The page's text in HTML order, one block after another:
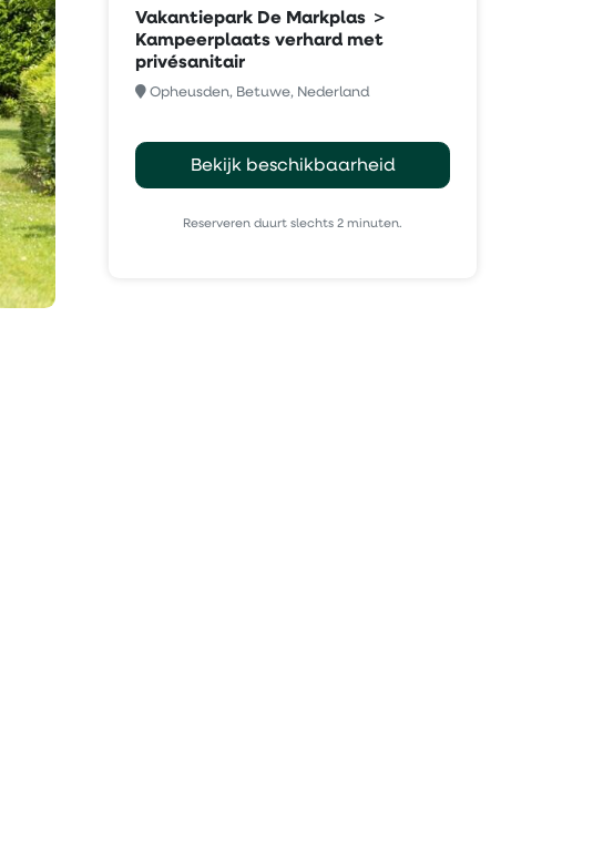
Vakantiepark De Markplas ＞
Kampeerplaats verhard met
privésanitair
Opheusden, Betuwe, Nederland
Bekijk beschikbaarheid
Reserveren duurt slechts 2 minuten.